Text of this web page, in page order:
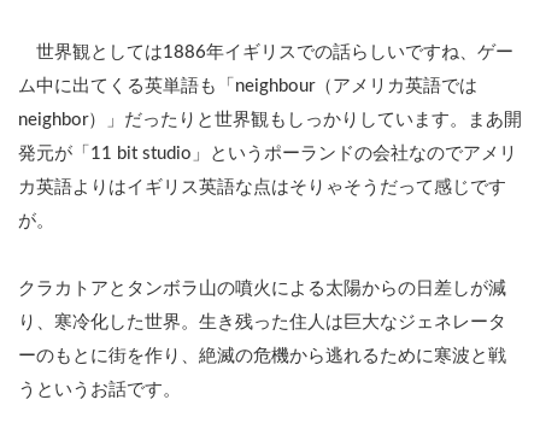
3
盤
で
コ
終
で
の
ツ
世界観としては1886年イギリスでの話らしいですね、ゲー
ム中に出てくる英単語も「neighbour（アメリカ英語では
neighbor）」だったりと世界観もしっかりしています。まあ開
発元が「11 bit studio」というポーランドの会社なのでアメリ
カ英語よりはイギリス英語な点はそりゃそうだって感じです
が。
クラカトアとタンボラ山の噴火による太陽からの日差しが減
り、寒冷化した世界。生き残った住人は巨大なジェネレータ
ーのもとに街を作り、絶滅の危機から逃れるために寒波と戦
うというお話です。